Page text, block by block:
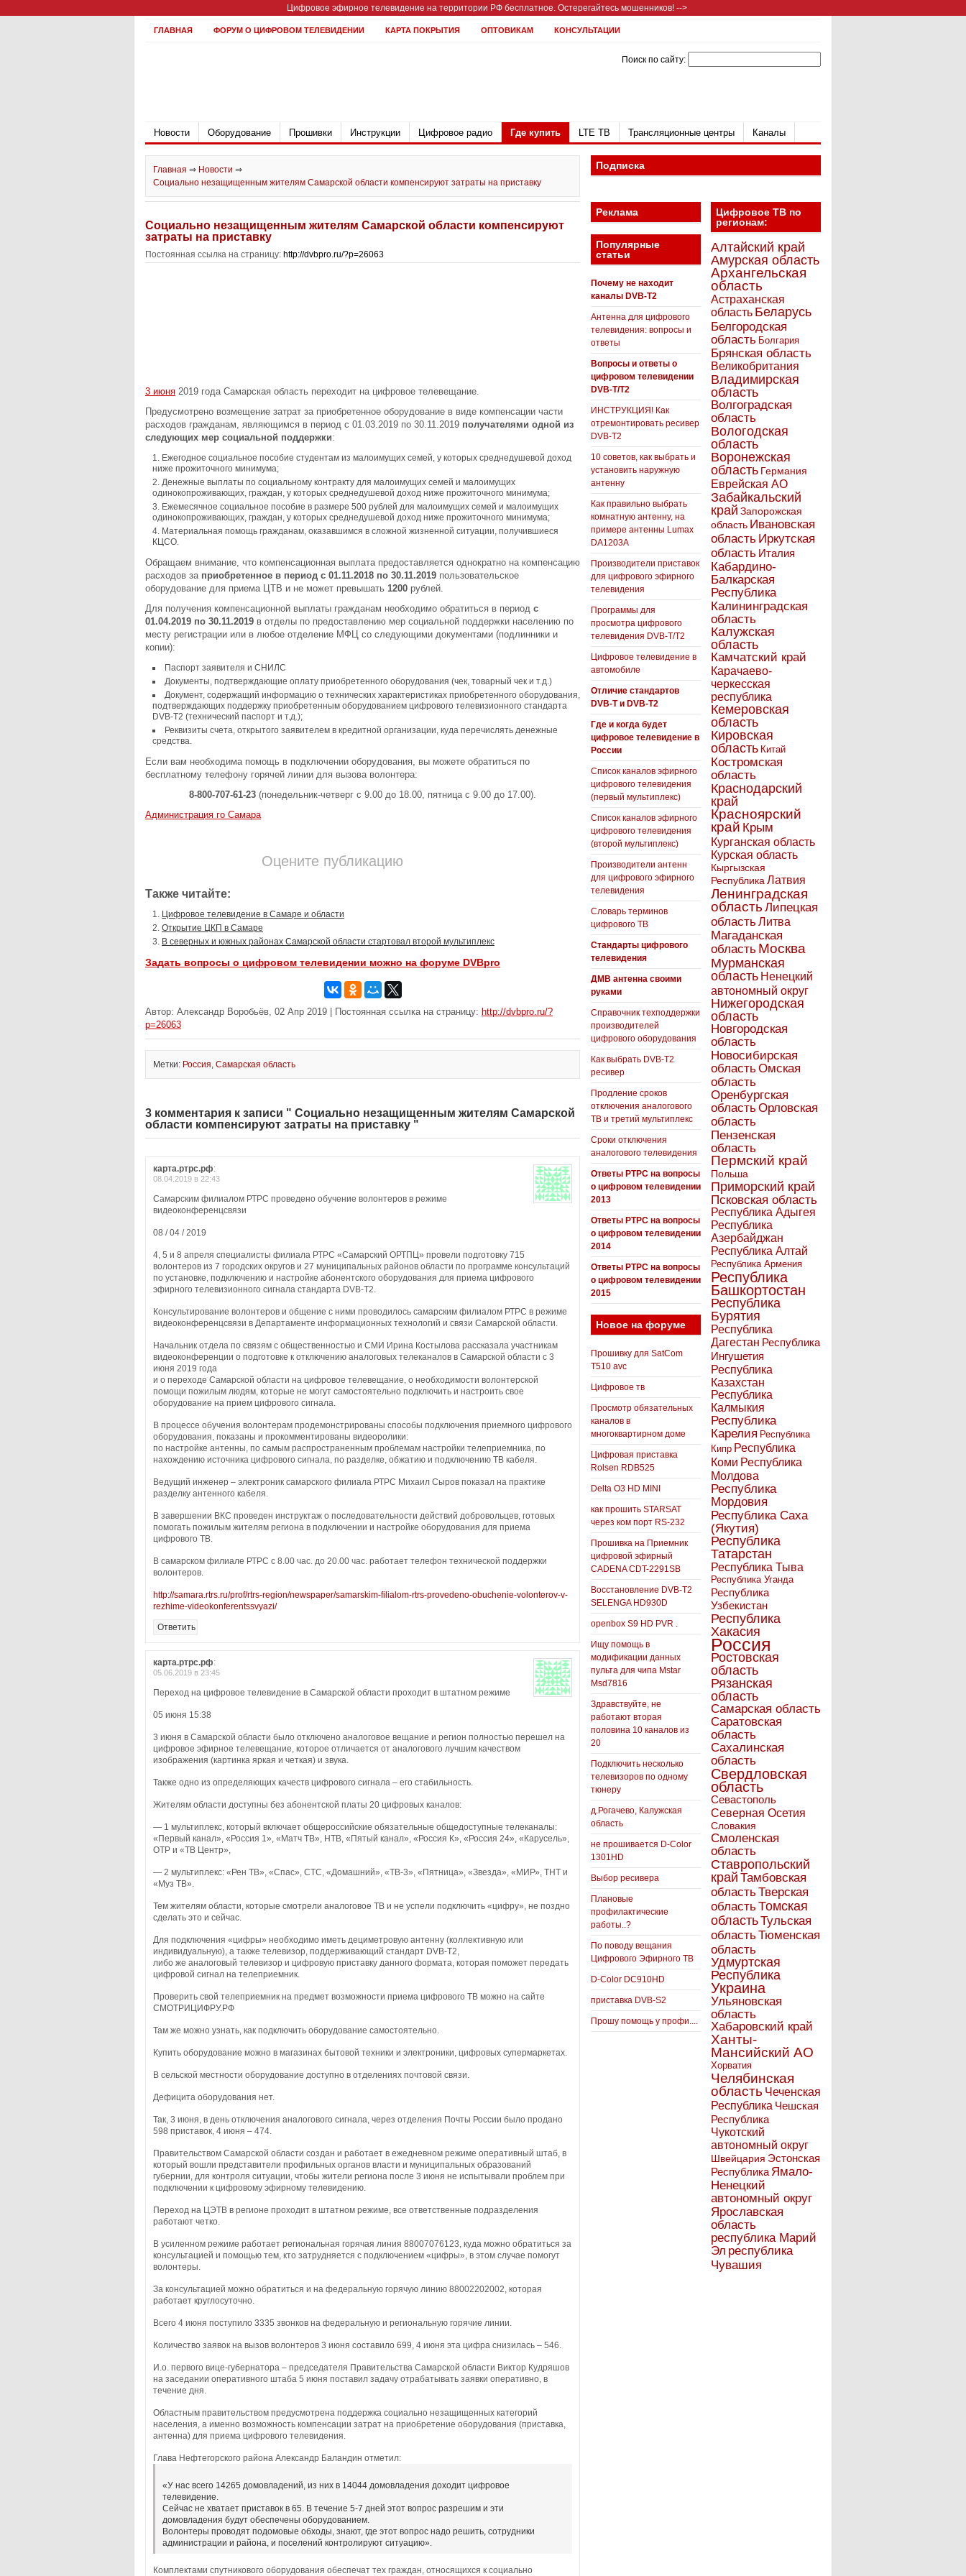
Цифровое эфирное телевидение на территории РФ бесплатное. Остерегайтесь мошенников! -->
ГЛАВНАЯ ФОРУМ О ЦИФРОВОМ ТЕЛЕВИДЕНИИ КАРТА ПОКРЫТИЯ ОПТОВИКАМ КОНСУЛЬТАЦИИ
Поиск по сайту:
Новости Оборудование Прошивки Инструкции Цифровое радио Где купить LTE ТВ Трансляционные центры Каналы
Главная ⇒ Новости ⇒
Социально незащищенным жителям Самарской области компенсируют затраты на приставку
Социально незащищенным жителям Самарской области компенсируют
затраты на приставку
Постоянная ссылка на страницу: http://dvbpro.ru/?p=26063
3 июня 2019 года Самарская область переходит на цифровое телевещание.
Предусмотрено возмещение затрат за приобретенное оборудование в виде компенсации части
расходов гражданам, являющимся в период с 01.03.2019 по 30.11.2019 получателями одной из
следующих мер социальной поддержки:
Ежегодное социальное пособие студентам из малоимущих семей, у которых среднедушевой доход
ниже прожиточного минимума;
Денежные выплаты по социальному контракту для малоимущих семей и малоимущих
одинокопроживающих, граждан, у которых среднедушевой доход ниже прожиточного минимума;
Ежемесячное социальное пособие в размере 500 рублей для малоимущих семей и малоимущих
одинокопроживающих, граждан, у которых среднедушевой доход ниже прожиточного минимума;
Материальная помощь гражданам, оказавшимся в сложной жизненной ситуации, получившиеся
КЦСО.
Обращаем внимание, что компенсационная выплата предоставляется однократно на компенсацию
расходов за приобретенное в период с 01.11.2018 по 30.11.2019 пользовательское
оборудование для приема ЦТВ и не может превышать 1200 рублей.
Для получения компенсационной выплаты гражданам необходимо обратиться в период с
01.04.2019 по 30.11.2019 в отделы по предоставлению мер социальной поддержки населению по
месту регистрации или в любое отделение МФЦ со следующими документами (подлинники и
копии):
Паспорт заявителя и СНИЛС
Документы, подтверждающие оплату приобретенного оборудования (чек, товарный чек и т.д.)
Документ, содержащий информацию о технических характеристиках приобретенного оборудования,
подтверждающих поддержку приобретенным оборудованием цифрового телевизионного стандарта
DVB-T2 (технический паспорт и т.д.);
Реквизиты счета, открытого заявителем в кредитной организации, куда перечислять денежные
средства.
Если вам необходима помощь в подключении оборудования, вы можете обратиться по
бесплатному телефону горячей линии для вызова волонтера:
8-800-707-61-23 (понедельник-четверг с 9.00 до 18.00, пятница с 9.00 до 17.00).
Администрация го Самара
Оцените публикацию
Также читайте:
Цифровое телевидение в Самаре и области
Открытие ЦКП в Самаре
В северных и южных районах Самарской области стартовал второй мультиплекс
Задать вопросы о цифровом телевидении можно на форуме DVBpro
Автор: Александр Воробьёв, 02 Апр 2019 | Постоянная ссылка на страницу: http://dvbpro.ru/?
p=26063
Метки: Россия, Самарская область
3 комментария к записи " Социально незащищенным жителям Самарской
области компенсируют затраты на приставку "
карта.ртрс.рф:
08.04.2019 в 22:43
Самарским филиалом РТРС проведено обучение волонтеров в режиме
видеоконференцсвязи
08 / 04 / 2019
4, 5 и 8 апреля специалисты филиала РТРС «Самарский ОРТПЦ» провели подготовку 715
волонтеров из 7 городских округов и 27 муниципальных районов области по программе консультаций
по установке, подключению и настройке абонентского оборудования для приема цифрового
эфирного телевизионного сигнала стандарта DVB-T2.
Консультирование волонтеров и общение с ними проводилось самарским филиалом РТРС в режиме
видеоконференцсвязи в Департаменте информационных технологий и связи Самарской области.
Начальник отдела по связям с общественностью и СМИ Ирина Костылова рассказала участникам
видеоконференции о подготовке к отключению аналоговых телеканалов в Самарской области с 3
июня 2019 года
и о переходе Самарской области на цифровое телевещание, о необходимости волонтерской
помощи пожилым людям, которые не могут самостоятельно подключить и настроить свое
оборудование на прием цифрового сигнала.
В процессе обучения волонтерам продемонстрированы способы подключения приемного цифрового
оборудования, показаны и прокомментированы видеоролики:
по настройке антенны, по самым распространенным проблемам настройки телеприемника, по
нахождению источника цифрового сигнала, по разделке, обжатию и подключению ТВ кабеля.
Ведущий инженер – электроник самарского филиала РТРС Михаил Сыров показал на практике
разделку антенного кабеля.
В завершении ВКС проведен инструктаж о последовательности действий добровольцев, готовых
помогать пожилым жителям региона в подключении и настройке оборудования для приема
цифрового ТВ.
В самарском филиале РТРС с 8.00 час. до 20.00 час. работает телефон технической поддержки
волонтеров.
http://samara.rtrs.ru/prof/rtrs-region/newspaper/samarskim-filialom-rtrs-provedeno-obuchenie-volonterov-v-
rezhime-videokonferentssvyazi/
Ответить
карта.ртрс.рф:
05.06.2019 в 23:45
Переход на цифровое телевидение в Самарской области проходит в штатном режиме
05 июня 15:38
3 июня в Самарской области было отключено аналоговое вещание и регион полностью перешел на
цифровое эфирное телевещание, которое отличается от аналогового лучшим качеством
изображения (картинка яркая и четкая) и звука.
Также одно из определяющих качеств цифрового сигнала – его стабильность.
Жителям области доступны без абонентской платы 20 цифровых каналов:
— 1 мультиплекс, который включает общероссийские обязательные общедоступные телеканалы:
«Первый канал», «Россия 1», «Матч ТВ», НТВ, «Пятый канал», «Россия К», «Россия 24», «Карусель»,
ОТР и «ТВ Центр»,
— 2 мультиплекс: «Рен ТВ», «Спас», СТС, «Домашний», «ТВ-3», «Пятница», «Звезда», «МИР», ТНТ и
«Муз ТВ».
Тем жителям области, которые смотрели аналоговое ТВ и не успели подключить «цифру», не поздно
сделать это и сейчас.
Для подключения «цифры» необходимо иметь дециметровую антенну (коллективную или
индивидуальную), а также телевизор, поддерживающий стандарт DVB-T2,
либо же аналоговый телевизор и цифровую приставку данного формата, которая поможет передать
цифровой сигнал на телеприемник.
Проверить свой телеприемник на предмет возможности приема цифрового ТВ можно на сайте
СМОТРИЦИФРУ.РФ
Там же можно узнать, как подключить оборудование самостоятельно.
Купить оборудование можно в магазинах бытовой техники и электроники, цифровых супермаркетах.
В сельской местности оборудование доступно в отделениях почтовой связи.
Дефицита оборудования нет.
Так, 3 июня, в день отключения аналогового сигнала, через отделения Почты России было продано
598 приставок, 4 июня – 474.
Правительством Самарской области создан и работает в ежедневном режиме оперативный штаб, в
который вошли представители профильных органов власти и муниципальных образований
губернии, для контроля ситуации, чтобы жители региона после 3 июня не испытывали проблем при
подключении к цифровому эфирному телевидению.
Переход на ЦЭТВ в регионе проходит в штатном режиме, все ответственные подразделения
работают четко.
В усиленном режиме работает региональная горячая линия 88007076123, куда можно обратиться за
консультацией и помощью тем, кто затрудняется с подключением «цифры», в этом случае помогут
волонтеры.
За консультацией можно обратиться и на федеральную горячую линию 88002202002, которая
работает круглосуточно.
Всего 4 июня поступило 3335 звонков на федеральную и региональную горячие линии.
Количество заявок на вызов волонтеров 3 июня составило 699, 4 июня эта цифра снизилась – 546.
И.о. первого вице-губернатора – председателя Правительства Самарской области Виктор Кудряшов
на заседании оперативного штаба 5 июня поставил задачу отрабатывать заявки оперативно, в
течение дня.
Областным правительством предусмотрена поддержка социально незащищенных категорий
населения, а именно возможность компенсации затрат на приобретение оборудования (приставка,
антенна) для приема цифрового телевидения.
Глава Нефтегорского района Александр Баландин отметил:
«У нас всего 14265 домовладений, из них в 14044 домовладения доходит цифровое
телевидение.
Сейчас не хватает приставок в 65. В течение 5-7 дней этот вопрос разрешим и эти
домовладения будут обеспечены оборудованием.
Волонтеры проводят подомовые обходы, знают, где этот вопрос надо решить, сотрудники
администрации и района, и поселений контролируют ситуацию».
Комплектами спутникового оборудования обеспечат тех граждан, относящихся к социально
Подписка
Реклама
Популярные
статьи
Почему не находит
каналы DVB-T2
Антенна для цифрового
телевидения: вопросы и
ответы
Вопросы и ответы о
цифровом телевидении
DVB-T/T2
ИНСТРУКЦИЯ! Как
отремонтировать ресивер
DVB-T2
10 советов, как выбрать и
установить наружную
антенну
Как правильно выбрать
комнатную антенну, на
примере антенны Lumax
DA1203А
Производители приставок
для цифрового эфирного
телевидения
Программы для
просмотра цифрового
телевидения DVB-T/T2
Цифровое телевидение в
автомобиле
Отличие стандартов
DVB-T и DVB-T2
Где и когда будет
цифровое телевидение в
России
Список каналов эфирного
цифрового телевидения
(первый мультиплекс)
Список каналов эфирного
цифрового телевидения
(второй мультиплекс)
Производители антенн
для цифрового эфирного
телевидения
Словарь терминов
цифрового ТВ
Стандарты цифрового
телевидения
ДМВ антенна своими
руками
Справочник техподдержки
производителей
цифрового оборудования
Как выбрать DVB-T2
ресивер
Продление сроков
отключения аналогового
ТВ и третий мультиплекс
Сроки отключения
аналогового телевидения
Ответы РТРС на вопросы
о цифровом телевидении
2013
Ответы РТРС на вопросы
о цифровом телевидении
2014
Ответы РТРС на вопросы
о цифровом телевидении
2015
Новое на форуме
Прошивку для SatCom
T510 avc
Цифровое тв
Просмотр обязательных
каналов в
многоквартирном доме
Цифровая приставка
Rolsen RDB525
Delta O3 HD MINI
как прошить STARSAT
через ком порт RS-232
Прошивка на Приемник
цифровой эфирный
CADENA CDT-2291SB
Восстановление DVB-T2
SELENGA HD930D
openbox S9 HD PVR .
Ищу помощь в
модификации данных
пульта для чипа Mstar
Msd7816
Здравствуйте, не
работают вторая
половина 10 каналов из
20
Подключить несколько
телевизоров по одному
тюнеру
д.Рогачево, Калужская
область
не прошивается D-Color
1301HD
Выбор ресивера
Плановые
профилактические
работы..?
По поводу вещания
Цифрового Эфирного ТВ
D-Color DC910HD
приставка DVB-S2
Прошу помощь у профи....
Цифровое ТВ по
регионам:
Алтайский край
Амурская область
Архангельская
область
Астраханская
область Беларусь
Белгородская
область Болгария
Брянская область
Великобритания
Владимирская
область
Волгоградская
область
Вологодская
область
Воронежская
область Германия
Еврейская АО
Забайкальский
край Запорожская
область Ивановская
область Иркутская
область Италия
Кабардино-
Балкарская
Республика
Калининградская
область
Калужская
область
Камчатский край
Карачаево-
черкесская
республика
Кемеровская
область
Кировская
область Китай
Костромская
область
Краснодарский
край
Красноярский
край Крым
Курганская область
Курская область
Кыргызская
Республика Латвия
Ленинградская
область Липецкая
областьЛитва
Магаданская
область Москва
Мурманская
область Ненецкий
автономный округ
Нижегородская
область
Новгородская
область
Новосибирская
областьОмская
область
Оренбургская
областьОрловская
область
Пензенская
область
Пермский край
Польша
Приморский край
Псковская область
Республика Адыгея
Республика
Азербайджан
Республика Алтай
Республика Армения
Республика
Башкортостан
Республика
Бурятия
Республика
Дагестан Республика
Ингушетия
Республика
Казахстан
Республика
Калмыкия
Республика
Карелия Республика
Кипр Республика
Коми Республика
Молдова
Республика
Мордовия
Республика Саха
(Якутия)
Республика
Татарстан
Республика Тыва
Республика Уганда
Республика
Узбекистан
Республика
Хакасия
Россия
Ростовская
область
Рязанская
область
Самарская область
Саратовская
область
Сахалинская
область
Свердловская
область
Севастополь
Северная Осетия
Словакия
Смоленская
область
Ставропольский
край Тамбовская
областьТверская
областьТомская
областьТульская
областьТюменская
область
Удмуртская
Республика
Украина
Ульяновская
область
Хабаровский край
Ханты-
Мансийский АО
Хорватия
Челябинская
область Чеченская
Республика Чешская
Республика
Чукотский
автономный округ
Швейцария Эстонская
Республика Ямало-
Ненецкий
автономный округ
Ярославская
область
республика Марий
Эл республика
Чувашия